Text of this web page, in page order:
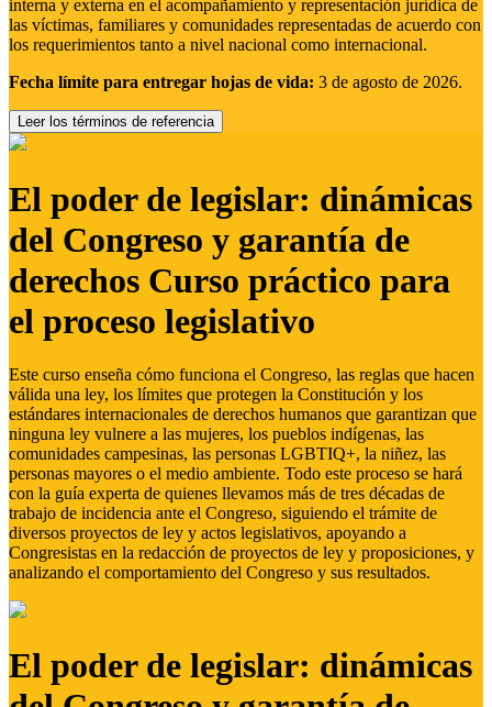
interna y externa en el acompañamiento y representación jurídica de
las víctimas, familiares y comunidades representadas de acuerdo con
los requerimientos tanto a nivel nacional como internacional.
Fecha límite para entregar hojas de vida: 3 de agosto de 2026.
Leer los términos de referencia
El poder de legislar: dinámicas
del Congreso y garantía de
derechos Curso práctico para
el proceso legislativo
Este curso enseña cómo funciona el Congreso, las reglas que hacen
válida una ley, los límites que protegen la Constitución y los
estándares internacionales de derechos humanos que garantizan que
ninguna ley vulnere a las mujeres, los pueblos indígenas, las
comunidades campesinas, las personas LGBTIQ+, la niñez, las
personas mayores o el medio ambiente. Todo este proceso se hará
con la guía experta de quienes llevamos más de tres décadas de
trabajo de incidencia ante el Congreso, siguiendo el trámite de
diversos proyectos de ley y actos legislativos, apoyando a
Congresistas en la redacción de proyectos de ley y proposiciones, y
analizando el comportamiento del Congreso y sus resultados.
El poder de legislar: dinámicas